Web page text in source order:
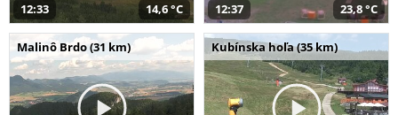
12:33 14,6 °C 12:37 23,8 °C
Malinô Brdo (31 km) Kubínska hoľa (35 km)